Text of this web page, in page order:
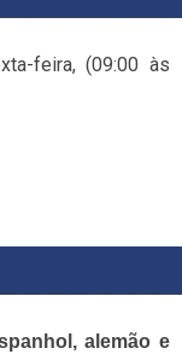
feira, (09:00 às
alemão e